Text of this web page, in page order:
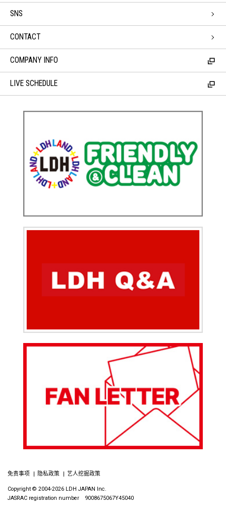
SNS
CONTACT
COMPANY INFO
LIVE SCHEDULE
免责事项 隐私政策 艺人挖掘政策
Copyright © 2004-2026 LDH JAPAN Inc.
JASRAC registration number 9008675067Y45040